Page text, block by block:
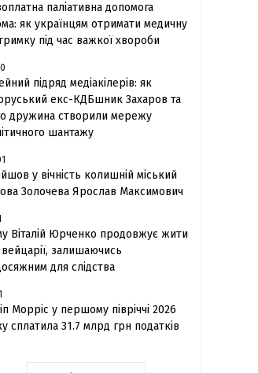
паліативна допомога
як українцям отримати медичну
під час важкої хвороби
підряд медіакілерів: як
екс-КДБшник Захаров та
дружина створили мережу
шантажу
у вічність колишній міський
Золочева Ярослав Максимович
Віталій Юрченко продовжує жити
залишаючись
для слідства
Морріс у першому півріччі 2026
сплатила 31.7 млрд грн податків